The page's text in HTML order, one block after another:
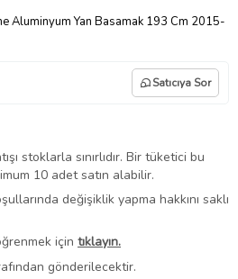
Aluminyum Yan Basamak 193 Cm 2015-
Satıcıya Sor
stoklarla sınırlıdır. Bir tüketici bu
10 adet satın alabilir.
değişiklik yapma hakkını saklı
için tıklayın.
gönderilecektir.